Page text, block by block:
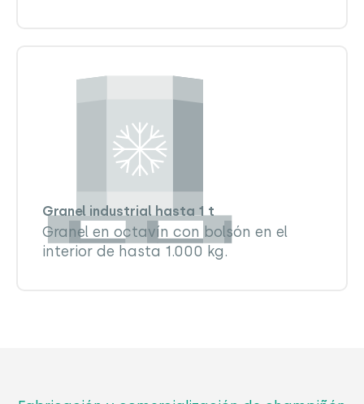
Granel industrial hasta 1 t
Granel en octavín con bolsón en el
interior de hasta 1.000 kg.